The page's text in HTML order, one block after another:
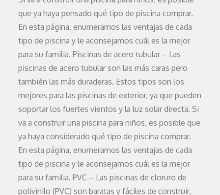
que ya haya pensado qué tipo de piscina comprar.
En esta página, enumeramos las ventajas de cada
tipo de piscina y le aconsejamos cuál es la mejor
para su familia. Piscinas de acero tubular – Las
piscinas de acero tubular son las más caras pero
también las más duraderas. Estos tipos son los
mejores para las piscinas de exterior, ya que pueden
soportar los fuertes vientos y la luz solar directa. Si
va a construir una piscina para niños, es posible que
ya haya considerado qué tipo de piscina comprar.
En esta página, enumeramos las ventajas de cada
tipo de piscina y le aconsejamos cuál es la mejor
para su familia. PVC – Las piscinas de cloruro de
polivinilo (PVC) son baratas y fáciles de construir,